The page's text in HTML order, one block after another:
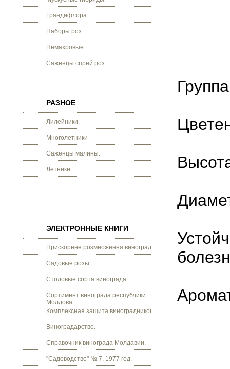
Грандифлора
Наборы роз
Немахровые
Саженцы спрей роз.
РАЗНОЕ
Лилейники.
Многолетники
Саженцы малины.
Летники
ЭЛЕКТРОННЫЕ КНИГИ
Прискорене розмноження винограду.
Садовые розы.
Столовые сорта винограда.
Сортимент винограда республики
Молдова.
Комплексная защита виноградников.
Виноградарство.
Справочник винограда Молдавии.
"Садоводство" № 7, 1977 год.